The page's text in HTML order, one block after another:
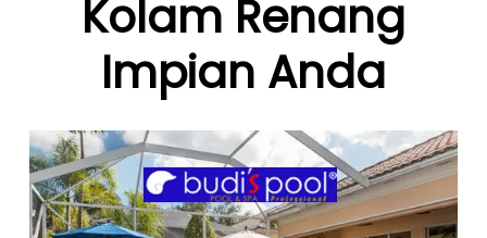
Kolam Renang
Impian Anda